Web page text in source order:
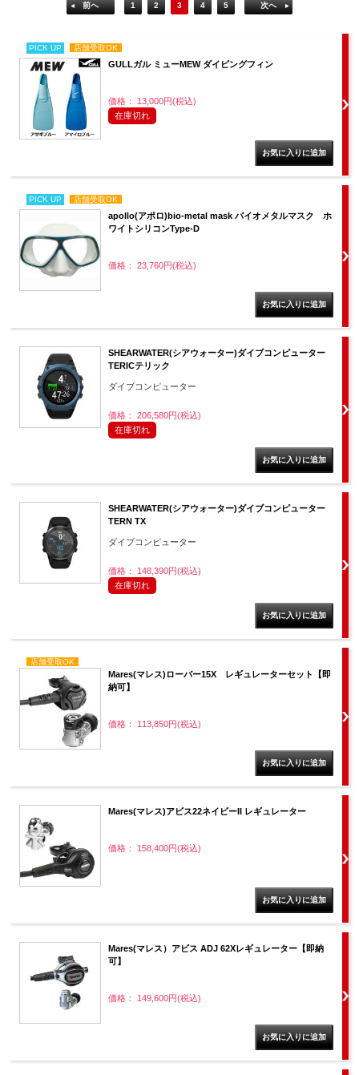
前へ 1 2 3 4 5 次へ
PICK UP 店舗受取OK
GULLガル ミューMEW ダイビングフィン
価格： 13,000円(税込)
在庫切れ
PICK UP 店舗受取OK
apollo(アポロ)bio-metal mask バイオメタルマスク ホ
ワイトシリコンType-D
価格： 23,760円(税込)
SHEARWATER(シアウォーター)ダイブコンピューター
TERICテリック
ダイブコンピューター
価格： 206,580円(税込)
在庫切れ
SHEARWATER(シアウォーター)ダイブコンピューター
TERN TX
ダイブコンピューター
価格： 148,390円(税込)
在庫切れ
店舗受取OK
Mares(マレス)ローバー15X レギュレーターセット【即
納可】
価格： 113,850円(税込)
Mares(マレス)アビス22ネイビーII レギュレーター
価格： 158,400円(税込)
Mares(マレス）アビス ADJ 62Xレギュレーター【即納
可】
価格： 149,600円(税込)